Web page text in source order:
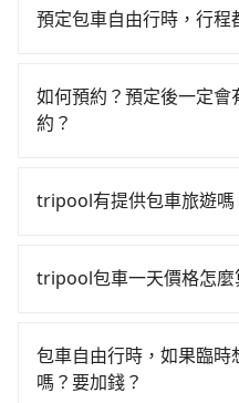
人票價540元，再用5分鐘
33分鐘，假設5位同行，
780元。不過新竹縣領有
tripool並到府專車接送，
不是這麼趕時間的人來
$115~205承租小轎車，
回），雖已將eTag和可能
估進去，但額外的汽車保
數超過四位，更是沒有較
修理，每一次租車都好像
車或者要載其他乘客的人
雖然路邊隨租隨還看似方
灣大車隊、Uber、Line
照里程跳錶計算，價格約
約tripool可省高達$2,100
黃的難度是台北或新北的
上，無論在價格或服務品
預定包車自由行時，行程
沒有到達海拔1500公里以
您的需求安排的。
如何預約？預定後一定
約？
直接線上輸入上下車地點
電子郵件確認信，如此就
一天中午以前完成預約，
需要，前一天傍晚五點前
tripool有提供包車旅遊嗎
遊，從單純的單趟接送到
算即真實價格，免去來回
能跟其他車隊相差無幾，
tripool包車一天價格怎麼
需行程的公里數及車型而
步官網一鍵查價，即時試
包車自由行時，如果臨
嗎？要加錢？